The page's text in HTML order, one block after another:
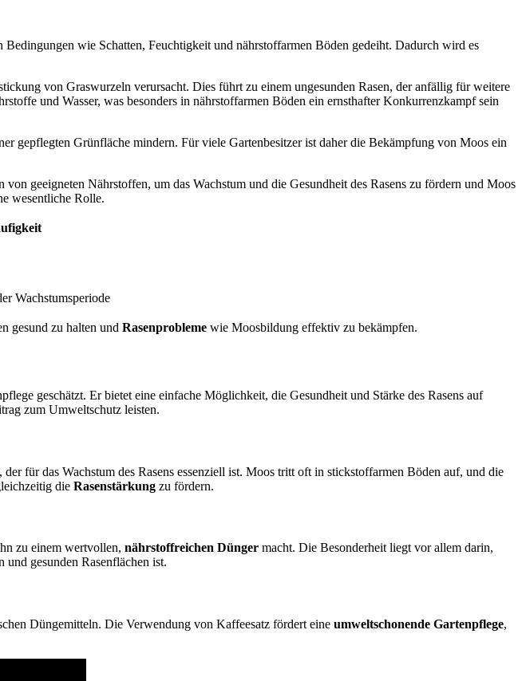
Bedingungen wie Schatten, Feuchtigkeit und nährstoffarmen Böden gedeiht. Dadurch wird es
von Graswurzeln verursacht. Dies führt zu einem ungesunden Rasen, der anfällig für weitere
und Wasser, was besonders in nährstoffarmen Böden ein ernsthafter Konkurrenzkampf sein
gepflegten Grünfläche mindern. Für viele Gartenbesitzer ist daher die Bekämpfung von Moos ein
von geeigneten Nährstoffen, um das Wachstum und die Gesundheit des Rasens zu fördern und Moos
wesentliche Rolle.
Wachstumsperiode
gesund zu halten und Rasenprobleme wie Moosbildung effektiv zu bekämpfen.
geschätzt. Er bietet eine einfache Möglichkeit, die Gesundheit und Stärke des Rasens auf
zum Umweltschutz leisten.
für das Wachstum des Rasens essenziell ist. Moos tritt oft in stickstoffarmen Böden auf, und die
die Rasenstärkung zu fördern.
zu einem wertvollen, nährstoffreichen Dünger macht. Die Besonderheit liegt vor allem darin,
gesunden Rasenflächen ist.
Düngemitteln. Die Verwendung von Kaffeesatz fördert eine umweltschonende Gartenpflege,